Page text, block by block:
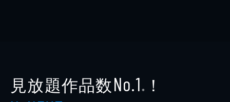
見放題作品数No.1 ※ ！